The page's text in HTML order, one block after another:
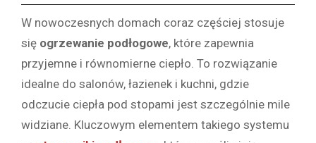
W nowoczesnych domach coraz częściej stosuje
się ogrzewanie podłogowe, które zapewnia
przyjemne i równomierne ciepło. To rozwiązanie
idealne do salonów, łazienek i kuchni, gdzie
odczucie ciepła pod stopami jest szczególnie mile
widziane. Kluczowym elementem takiego systemu